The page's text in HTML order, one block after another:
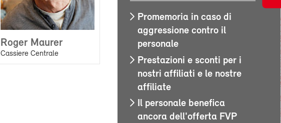
Roger Maurer
Cassiere Centrale
Promemoria in caso di
aggressione contro il
personale
Prestazioni e sconti per i
nostri affiliati e le nostre
affiliate
Il personale benefica
ancora dell'offerta FVP